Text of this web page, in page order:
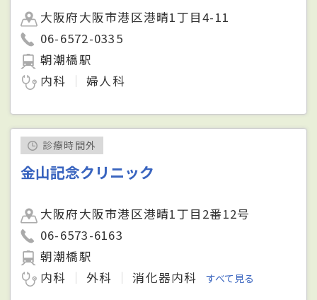
大阪府大阪市港区港晴1丁目4-11
06-6572-0335
朝潮橋駅
内科
婦人科
診療時間外
金山記念クリニック
大阪府大阪市港区港晴1丁目2番12号
06-6573-6163
朝潮橋駅
内科
外科 消化器内科 すべて見る